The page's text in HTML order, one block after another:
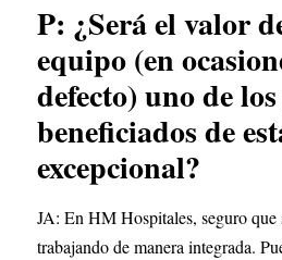
P: ¿Será el valor
equipo (en
defecto) uno de
beneficiados de
excepcional?
JA: En HM Hospitales, seguro
trabajando de manera integrada.